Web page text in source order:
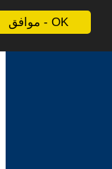
موافق - OK